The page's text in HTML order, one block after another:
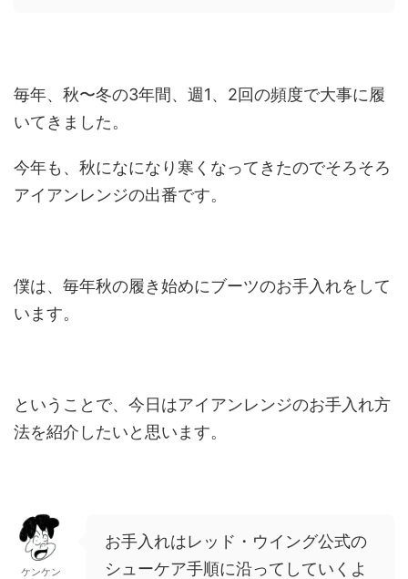
毎年、秋〜冬の3年間、週1、2回の頻度で大事に履
いてきました。
今年も、秋になになり寒くなってきたのでそろそろ
アイアンレンジの出番です。
僕は、毎年秋の履き始めにブーツのお手入れをして
います。
ということで、今日はアイアンレンジのお手入れ方
法を紹介したいと思います。
ケンケン
お手入れはレッド・ウイング公式の
シューケア手順に沿ってしていくよ